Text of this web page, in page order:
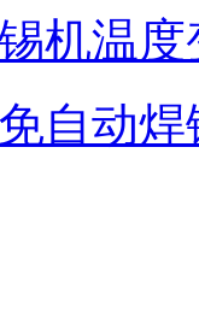
机温
自动